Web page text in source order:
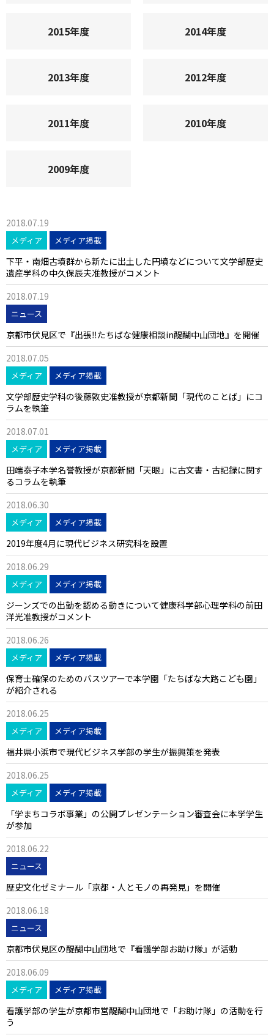
2015年度 2014年度
2013年度 2012年度
2011年度 2010年度
2009年度
2018.07.19
メディア メディア掲載
下平・南畑古墳群から新たに出土した円墳などについて文学部歴史
遺産学科の中久保辰夫准教授がコメント
2018.07.19
ニュース
京都市伏見区で『出張‼たちばな健康相談in醍醐中山団地』を開催
2018.07.05
メディア メディア掲載
文学部歴史学科の後藤敦史准教授が京都新聞「現代のことば」にコ
ラムを執筆
2018.07.01
メディア メディア掲載
田端泰子本学名誉教授が京都新聞「天眼」に古文書・古記録に関す
るコラムを執筆
2018.06.30
メディア メディア掲載
2019年度4月に現代ビジネス研究科を設置
2018.06.29
メディア メディア掲載
ジーンズでの出勤を認める動きについて健康科学部心理学科の前田
洋光准教授がコメント
2018.06.26
メディア メディア掲載
保育士確保のためのバスツアーで本学園「たちばな大路こども園」
が紹介される
2018.06.25
メディア メディア掲載
福井県小浜市で現代ビジネス学部の学生が振興策を発表
2018.06.25
メディア メディア掲載
「学まちコラボ事業」の公開プレゼンテーション審査会に本学学生
が参加
2018.06.22
ニュース
歴史文化ゼミナール「京都・人とモノの再発見」を開催
2018.06.18
ニュース
京都市伏見区の醍醐中山団地で『看護学部お助け隊』が活動
2018.06.09
メディア メディア掲載
看護学部の学生が京都市営醍醐中山団地で「お助け隊」の活動を行
う